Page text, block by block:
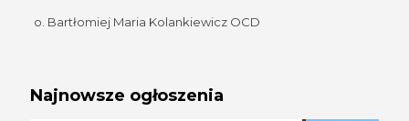
o. Bartłomiej Maria Kolankiewicz OCD
Najnowsze ogłoszenia